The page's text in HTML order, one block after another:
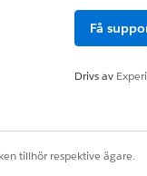
sammanfatta
exempel ekonomiskt
att skapa uppgifter
avgifter som ingår.
Få
Drivs av
tillhör respektive ägare.